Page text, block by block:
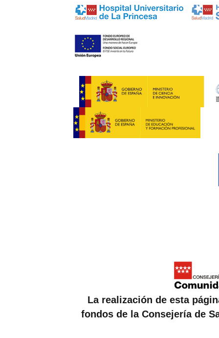
La realización de esta
fondos de la Consejería de